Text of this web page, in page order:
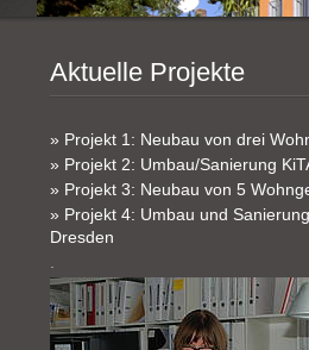
Aktuelle Projekte
» Projekt 1: Neubau von drei
» Projekt 2: Umbau/Sanierung
» Projekt 3: Neubau von 5
» Projekt 4: Umbau und
Dresden